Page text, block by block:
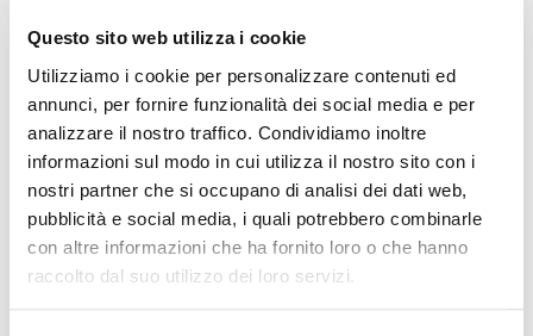
Questo sito web utilizza i cookie
Utilizziamo i cookie per personalizzare contenuti ed
annunci, per fornire funzionalità dei social media e per
analizzare il nostro traffico. Condividiamo inoltre
informazioni sul modo in cui utilizza il nostro sito con i
nostri partner che si occupano di analisi dei dati web,
pubblicità e social media, i quali potrebbero combinarle
con altre informazioni che ha fornito loro o che hanno
raccolto dal suo utilizzo dei loro servizi.
cod. RTKD631L-G
Connettore Alimentazione DALI Sx
Grigio
cod. RTKD631L-B
Connettore Alimentazione DALI Sx
Nero
cod. RTK0434-W
Connettore Alimentazione Centrale